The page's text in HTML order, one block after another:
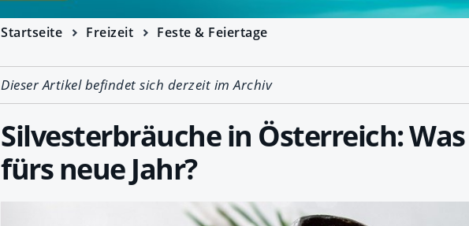
Startseite Freizeit Feste & Feiertage
Dieser Artikel befindet sich derzeit im Archiv
Silvesterbräuche in Österreich:
fürs neue Jahr?